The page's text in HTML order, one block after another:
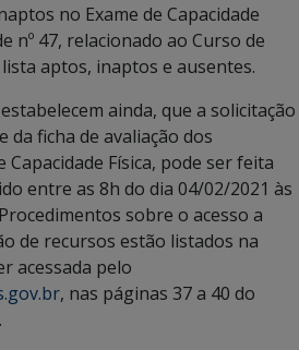
no Exame de Capacidade
nº 47, relacionado ao Curso de
aptos, inaptos e ausentes.
ainda, que a solicitação
da ficha de avaliação dos
Capacidade Física, pode ser feita
entre as 8h do dia 04/02/2021 às
sobre o acesso a
de recursos estão listados na
acessada pelo
, nas páginas 37 a 40 do